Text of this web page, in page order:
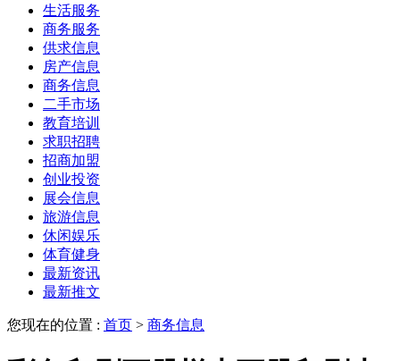
生活服务
商务服务
供求信息
房产信息
商务信息
二手市场
教育培训
求职招聘
招商加盟
创业投资
展会信息
旅游信息
休闲娱乐
体育健身
最新资讯
最新推文
您现在的位置 : 首页 > 商务信息